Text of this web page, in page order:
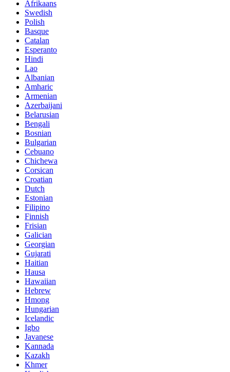
Afrikaans
Swedish
Polish
Basque
Catalan
Esperanto
Hindi
Lao
Albanian
Amharic
Armenian
Azerbaijani
Belarusian
Bengali
Bosnian
Bulgarian
Cebuano
Chichewa
Corsican
Croatian
Dutch
Estonian
Filipino
Finnish
Frisian
Galician
Georgian
Gujarati
Haitian
Hausa
Hawaiian
Hebrew
Hmong
Hungarian
Icelandic
Igbo
Javanese
Kannada
Kazakh
Khmer